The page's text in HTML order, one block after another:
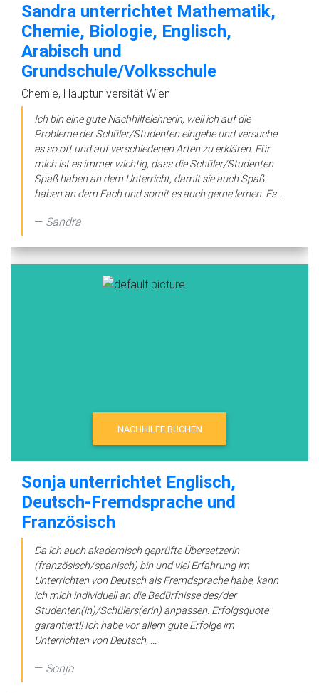
Sandra unterrichtet Mathematik,
Chemie, Biologie, Englisch,
Arabisch und
Grundschule/Volksschule
Chemie, Hauptuniversität Wien
Ich bin eine gute Nachhilfelehrerin, weil ich auf die
Probleme der Schüler/Studenten eingehe und versuche
es so oft und auf verschiedenen Arten zu erklären. Für
mich ist es immer wichtig, dass die Schüler/Studenten
Spaß haben an dem Unterricht, damit sie auch Spaß
haben an dem Fach und somit es auch gerne lernen. Es...
Sandra
NACHHILFE BUCHEN
Sonja unterrichtet Englisch,
Deutsch-Fremdsprache und
Französisch
Da ich auch akademisch geprüfte Übersetzerin
(französisch/spanisch) bin und viel Erfahrung im
Unterrichten von Deutsch als Fremdsprache habe, kann
ich mich individuell an die Bedürfnisse des/der
Studenten(in)/Schülers(erin) anpassen. Erfolgsquote
garantiert!! Ich habe vor allem gute Erfolge im
Unterrichten von Deutsch, ...
Sonja